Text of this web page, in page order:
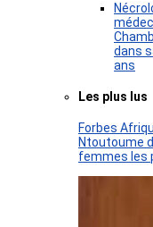
dans
ans
Les plus lus
Forbes
Ntoutoume
femmes les